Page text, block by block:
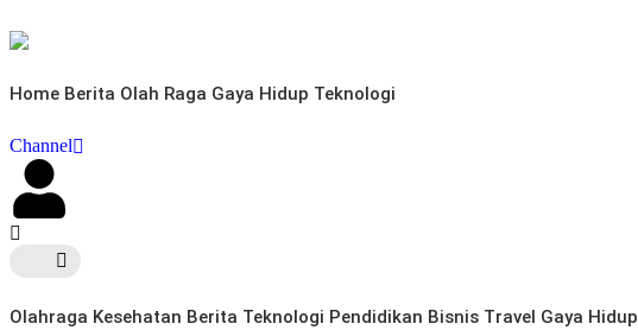
Home Berita Olah Raga Gaya Hidup Teknologi
Channel
Olahraga Kesehatan Berita Teknologi Pendidikan Bisnis Travel Gaya Hidup